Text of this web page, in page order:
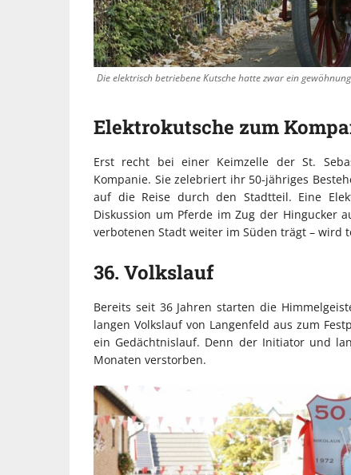
Die elektrisch betriebene Kutsche hatte zwar ein
Elektrokutsche zum
Erst recht bei einer Keimzelle der St.
Kompanie. Sie zelebriert ihr 50-jähriges
auf die Reise durch den Stadtteil. Eine
Diskussion um Pferde im Zug der Hingucker
verbotenen Stadt weiter im Süden trägt – wird
36. Volkslauf
Bereits seit 36 Jahren starten die
langen Volkslauf von Langenfeld aus zum
ein Gedächtnislauf. Denn der Initiator und
Monaten verstorben.